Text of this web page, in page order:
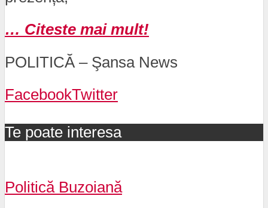
… Citeste mai mult!
POLITICĂ – Şansa News
FacebookTwitter
Te poate interesa
Politică Buzoiană